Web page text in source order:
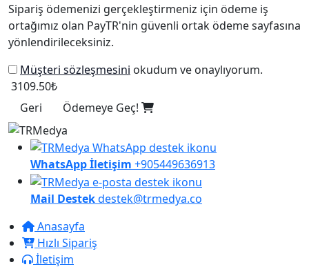
Sipariş ödemenizi gerçekleştirmeniz için ödeme iş
ortağımız olan PayTR'nin güvenli ortak ödeme sayfasına
yönlendirileceksiniz.
Müşteri sözleşmesini okudum ve onaylıyorum.
3109.50₺
Geri
Ödemeye Geç!
WhatsApp İletişim +905449636913
Mail Destekdestek@trmedya.co
Anasayfa
Hızlı Sipariş
İletişim